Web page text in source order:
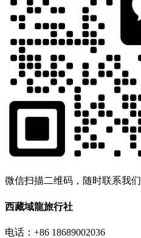
微信扫描二维码，随时联系我们
西藏域龍旅行社
电话：+86 18689002036